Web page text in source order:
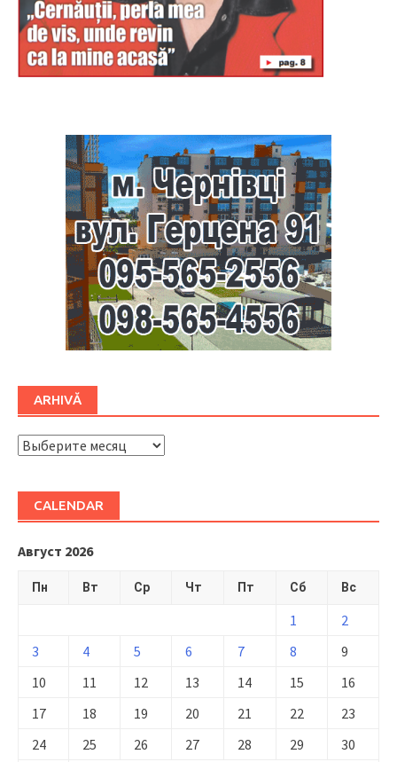
ARHIVĂ
ARHIVĂ
CALENDAR
Август 2026
Пн Вт Ср Чт Пт Сб Вс
1
2
3
4 5 6 7 8
9
10
11 12 13 14 15
16
17
18 19 20 21 22
23
24
25 26 27 28 29
30